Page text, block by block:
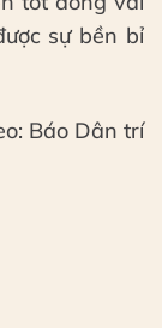
sự bền bỉ
Báo Dân trí